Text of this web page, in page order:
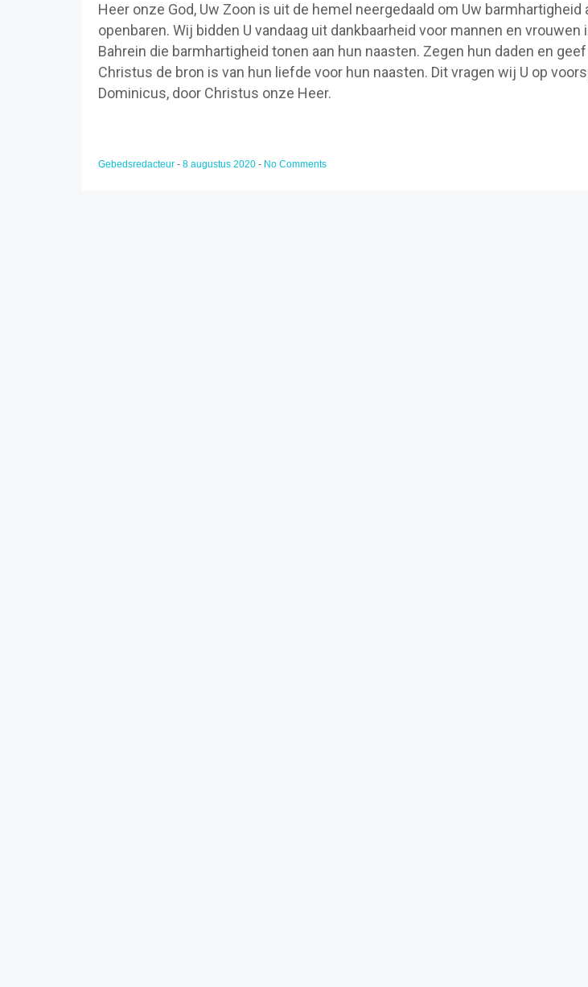
Heer onze God, Uw Zoon is uit de hemel neergedaald om Uw barmhartigheid
openbaren. Wij bidden U vandaag uit dankbaarheid voor mannen en vrouwen
Bahrein die barmhartigheid tonen aan hun naasten. Zegen hun daden en
Christus de bron is van hun liefde voor hun naasten. Dit vragen wij U op
Dominicus, door Christus onze Heer.
Gebedsredacteur - 8 augustus 2020 - No Comments